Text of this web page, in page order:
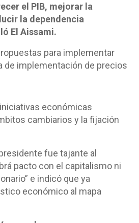
el PIB, mejorar la
la dependencia
El Aissami.
para implementar
de implementación de precios
económicas
cambiarios y la fijación
fue tajante al
pacto con el capitalismo ni
e indicó que ya
económico al mapa